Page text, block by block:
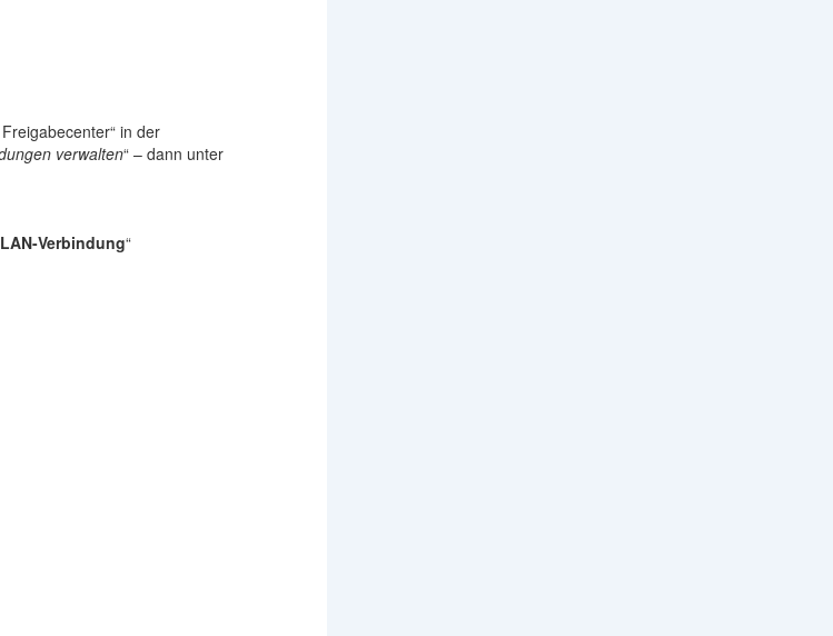
in der
verwalten“ – dann unter
LAN-Verbindung“